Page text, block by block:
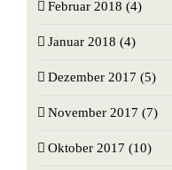
Februar 2018 (4)
Januar 2018 (4)
Dezember 2017 (5)
November 2017 (7)
Oktober 2017 (10)